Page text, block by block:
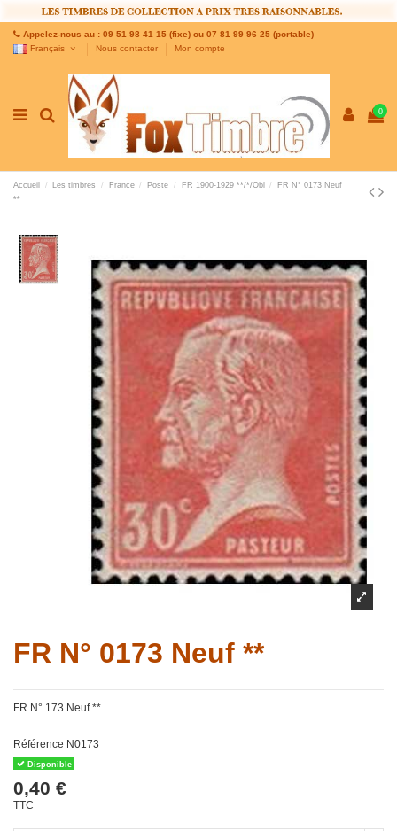
Appelez-nous au : 09 51 98 41 15 (fixe) ou 07 81 99 96 25 (portable)
Français
Nous contacter Mon compte
0
Accueil Les timbres France Poste FR 1900-1929 **/*/Obl
FR N° 0173 Neuf
**
FR N° 0173 Neuf **
FR N° 173 Neuf **
Référence N0173
Disponible
0,40 €
TTC